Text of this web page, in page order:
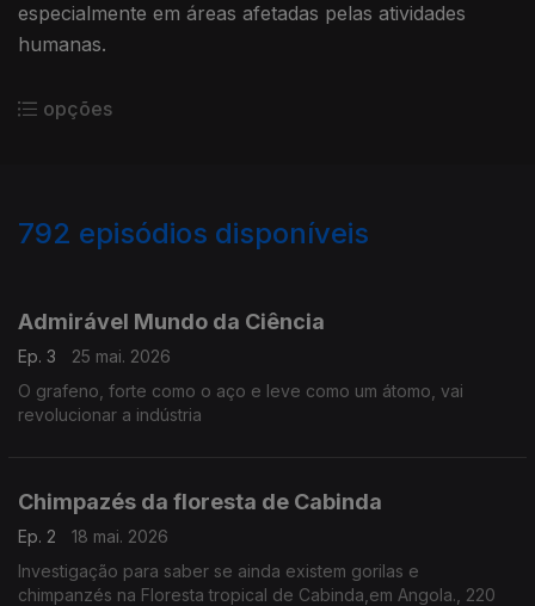
especialmente em áreas afetadas pelas atividades
humanas.
opções
792 episódios disponíveis
Admirável Mundo da Ciência
Ep. 3
25 mai. 2026
O grafeno, forte como o aço e leve como um átomo, vai
revolucionar a indústria
Chimpazés da floresta de Cabinda
Ep. 2
18 mai. 2026
Investigação para saber se ainda existem gorilas e
chimpanzés na Floresta tropical de Cabinda,em Angola., 220